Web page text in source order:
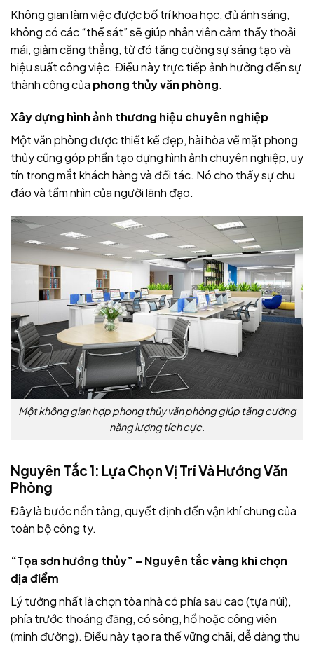
Không gian làm việc được bố trí khoa học, đủ ánh sáng,
không có các “thế sát” sẽ giúp nhân viên cảm thấy thoải
mái, giảm căng thẳng, từ đó tăng cường sự sáng tạo và
hiệu suất công việc. Điều này trực tiếp ảnh hưởng đến sự
thành công của phong thủy văn phòng.
Xây dựng hình ảnh thương hiệu chuyên nghiệp
Một văn phòng được thiết kế đẹp, hài hòa về mặt phong
thủy cũng góp phần tạo dựng hình ảnh chuyên nghiệp, uy
tín trong mắt khách hàng và đối tác. Nó cho thấy sự chu
đáo và tầm nhìn của người lãnh đạo.
Một không gian hợp phong thủy văn phòng giúp tăng cường
năng lượng tích cực.
Nguyên Tắc 1: Lựa Chọn Vị Trí Và Hướng Văn
Phòng
Đây là bước nền tảng, quyết định đến vận khí chung của
toàn bộ công ty.
“Tọa sơn hướng thủy” – Nguyên tắc vàng khi chọn
địa điểm
Lý tưởng nhất là chọn tòa nhà có phía sau cao (tựa núi),
phía trước thoáng đãng, có sông, hồ hoặc công viên
(minh đường). Điều này tạo ra thế vững chãi, dễ dàng thu